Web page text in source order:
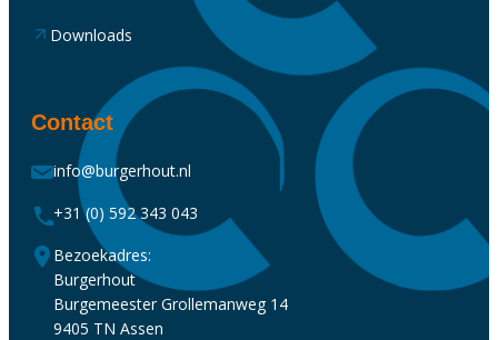
Downloads
Contact
info@burgerhout.nl
+31 (0) 592 343 043
Bezoekadres:
Burgerhout
Burgemeester Grollemanweg 14
9405 TN Assen